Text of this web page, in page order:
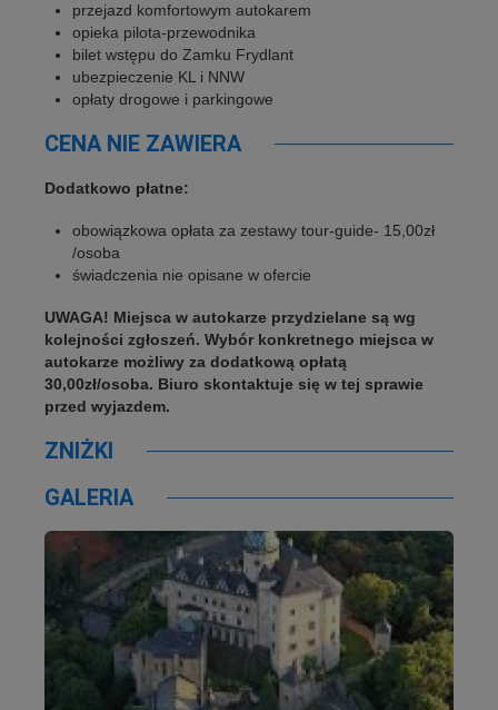
przejazd komfortowym autokarem
opieka pilota-przewodnika
bilet wstępu do Zamku Frydlant
ubezpieczenie KL i NNW
opłaty drogowe i parkingowe
CENA NIE ZAWIERA
Dodatkowo płatne:
obowiązkowa opłata za zestawy tour-guide- 15,00zł
/osoba
świadczenia nie opisane w ofercie
UWAGA! Miejsca w autokarze przydzielane są wg
kolejności zgłoszeń. Wybór konkretnego miejsca w
autokarze możliwy za dodatkową opłatą
30,00zł/osoba. Biuro skontaktuje się w tej sprawie
przed wyjazdem.
ZNIŻKI
GALERIA